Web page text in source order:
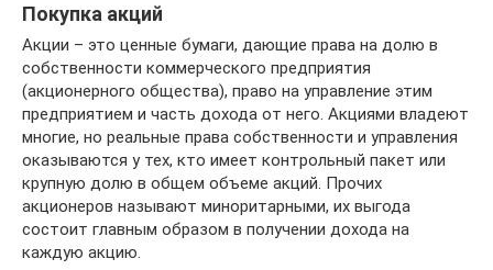
Покупка акций
Акции – это ценные бумаги, дающие права на долю в
собственности коммерческого предприятия
(акционерного общества), право на управление этим
предприятием и часть дохода от него. Акциями владеют
многие, но реальные права собственности и управления
оказываются у тех, кто имеет контрольный пакет или
крупную долю в общем объеме акций. Прочих
акционеров называют миноритарными, их выгода
состоит главным образом в получении дохода на
каждую акцию.